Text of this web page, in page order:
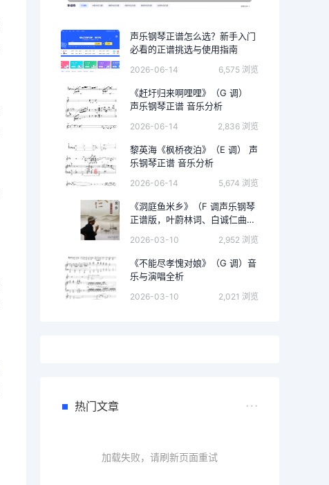
声乐钢琴正谱怎么选？新手入门
必看的正谱挑选与使用指南
2026-06-14 6,575 浏览
《赶圩归来啊哩哩》（G 调）
声乐钢琴正谱 音乐分析
2026-06-14 2,836 浏览
黎英海《枫桥夜泊》（E 调） 声
乐钢琴正谱 音乐分析
2026-06-14 5,674 浏览
《洞庭鱼米乡》（F 调声乐钢琴
正谱版，叶蔚林词、白诚仁曲）
2026-03-10 2,952 浏览
《不能尽孝愧对娘》（G 调）音
乐与演唱全析
2026-03-10 2,021 浏览
热门文章
加载失败，请刷新页面重试